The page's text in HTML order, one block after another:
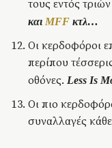
τους εντός
και MFF κτλ…
Οι κερδοφόροι
περίπου
οθόνες. Less Is
Οι πιο
συναλλαγές